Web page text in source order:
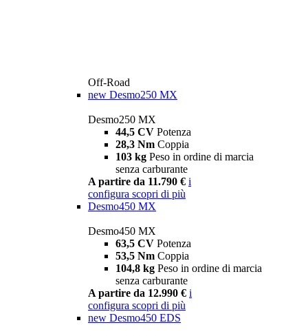
Off-Road
new Desmo250 MX
Desmo250 MX
44,5 CV Potenza
28,3 Nm Coppia
103 kg Peso in ordine di marcia
senza carburante
A partire da 11.790 € i
configura scopri di più
Desmo450 MX
Desmo450 MX
63,5 CV Potenza
53,5 Nm Coppia
104,8 kg Peso in ordine di marcia
senza carburante
A partire da 12.990 € i
configura scopri di più
new Desmo450 EDS